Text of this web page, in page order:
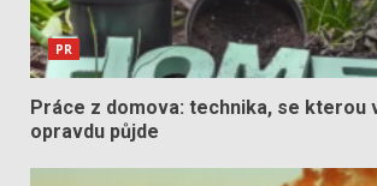
PR
Práce z domova: technika, se kterou
opravdu půjde